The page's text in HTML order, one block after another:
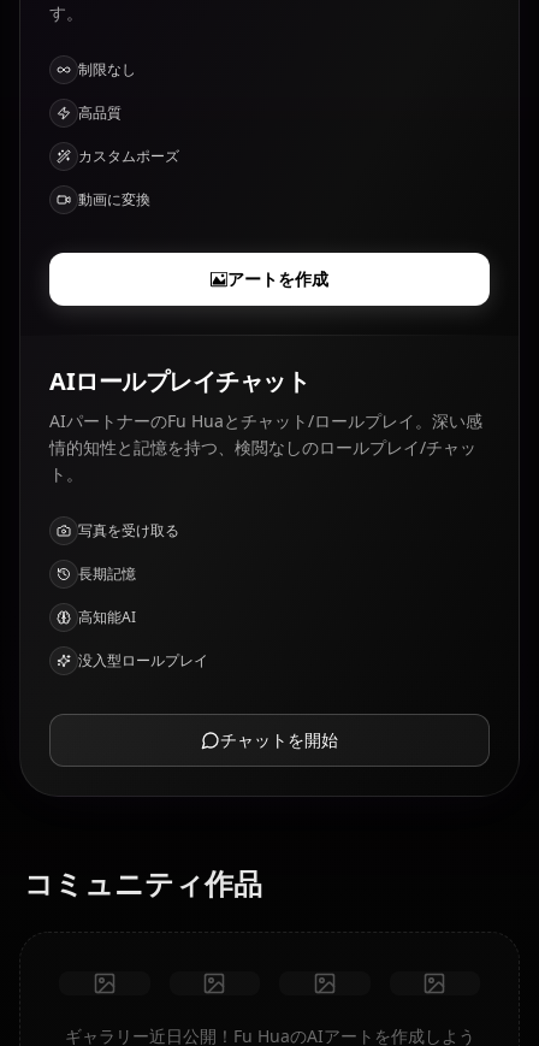
す。
制限なし
高品質
カスタムポーズ
動画に変換
アートを作成
AIロールプレイチャット
AIパートナーのFu Huaとチャット/ロールプレイ。深い感
情的知性と記憶を持つ、検閲なしのロールプレイ/チャッ
ト。
写真を受け取る
長期記憶
高知能AI
没入型ロールプレイ
チャットを開始
コミュニティ作品
ギャラリー近日公開！Fu HuaのAIアートを作成しよう